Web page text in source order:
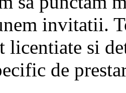
invitatii.
licentiate si
de